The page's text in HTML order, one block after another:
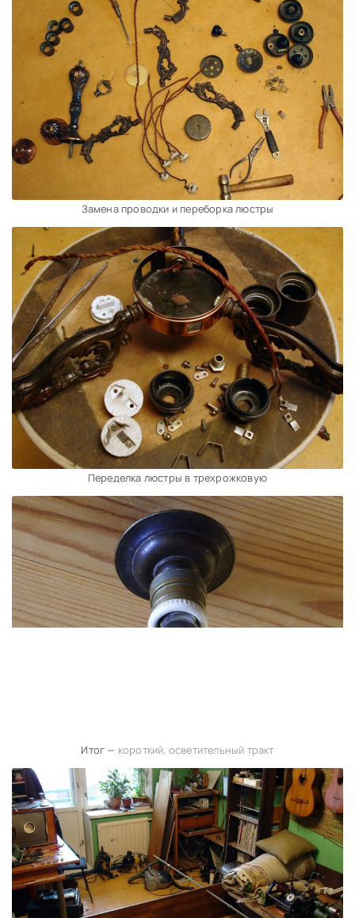
Замена проводки и переборка люстры
Переделка люстры в трехрожковую
Итог — короткий, осветительный тракт